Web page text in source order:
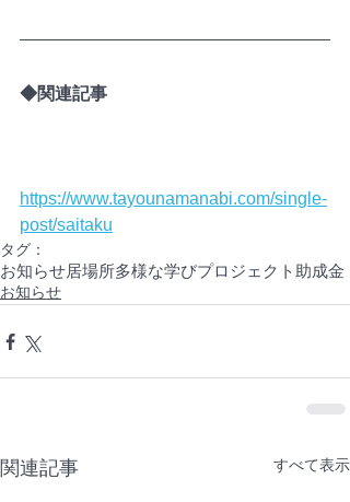
◆関連記事
https://www.tayounamanabi.com/single-
post/saitaku
タグ：
お知らせ居場所多様な学びプロジェクト 助成金
お知らせ
関連記事 すべて表示